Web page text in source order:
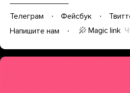
Телеграм Фейсбук
Напишите нам
Magic link